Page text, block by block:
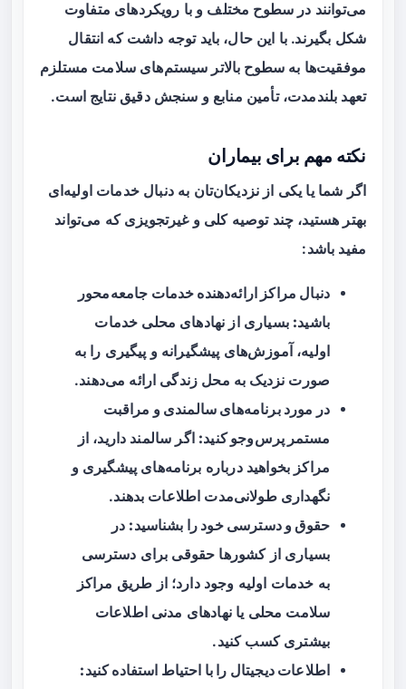
می‌توانند در سطوح مختلف و با رویکردهای متفاوت
شکل بگیرند. با این حال، باید توجه داشت که انتقال
موفقیت‌ها به سطوح بالاتر سیستم‌های سلامت مستلزم
تعهد بلندمدت، تأمین منابع و سنجش دقیق نتایج است.
نکته مهم برای بیماران
اگر شما یا یکی از نزدیکان‌تان به دنبال خدمات اولیه‌ای
بهتر هستید، چند توصیه کلی و غیرتجویزی که می‌تواند
مفید باشد:
دنبال مراکز ارائه‌دهنده خدمات جامعه‌محور
باشید: بسیاری از نهادهای محلی خدمات
اولیه، آموزش‌های پیشگیرانه و پیگیری را به
صورت نزدیک به محل زندگی ارائه می‌دهند.
در مورد برنامه‌های سالمندی و مراقبت
مستمر پرس‌وجو کنید: اگر سالمند دارید، از
مراکز بخواهید درباره برنامه‌های پیشگیری و
نگهداری طولانی‌مدت اطلاعات بدهند.
حقوق و دسترسی خود را بشناسید: در
بسیاری از کشورها حقوقی برای دسترسی
به خدمات اولیه وجود دارد؛ از طریق مراکز
سلامت محلی یا نهادهای مدنی اطلاعات
بیشتری کسب کنید.
اطلاعات دیجیتال را با احتیاط استفاده کنید: